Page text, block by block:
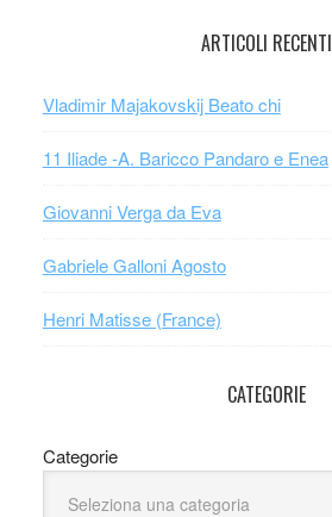
ARTICOLI RECENTI
Vladimir Majakovskij Beato chi
11 Iliade -A. Baricco Pandaro e Enea
Giovanni Verga da Eva
Gabriele Galloni Agosto
Henri Matisse (France)
CATEGORIE
Categorie